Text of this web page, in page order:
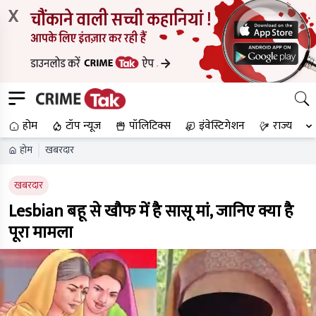
X
होम टॉप न्यूज पॉलिटिक्स इंवेस्टिगेशन राज्य
होम खबरदार
खबरदार
Lesbian बहू से खौफ में है सासू मां, जानिए क्या है
पूरा मामला